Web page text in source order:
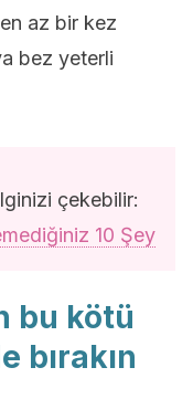
az bir kez
bez yeterli
çekebilir:
10 Şey
bu kötü
bırakın